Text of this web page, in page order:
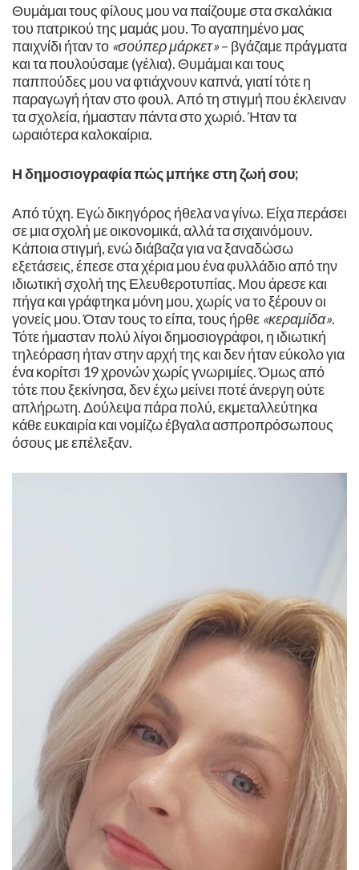
Θυμάμαι τους φίλους μου να παίζουμε στα σκαλάκια
του πατρικού της μαμάς μου. Το αγαπημένο μας
παιχνίδι ήταν το «σούπερ μάρκετ»– βγάζαμε πράγματα
και τα πουλούσαμε (γέλια). Θυμάμαι και τους
παππούδες μου να φτιάχνουν καπνά, γιατί τότε η
παραγωγή ήταν στο φουλ. Από τη στιγμή που έκλειναν
τα σχολεία, ήμασταν πάντα στο χωριό. Ήταν τα
ωραιότερα καλοκαίρια.
Η δημοσιογραφία πώς μπήκε στη ζωή σου;
Από τύχη. Εγώ δικηγόρος ήθελα να γίνω. Είχα περάσει
σε μια σχολή με οικονομικά, αλλά τα σιχαινόμουν.
Κάποια στιγμή, ενώ διάβαζα για να ξαναδώσω
εξετάσεις, έπεσε στα χέρια μου ένα φυλλάδιο από την
ιδιωτική σχολή της Ελευθεροτυπίας. Μου άρεσε και
πήγα και γράφτηκα μόνη μου, χωρίς να το ξέρουν οι
γονείς μου. Όταν τους το είπα, τους ήρθε «κεραμίδα».
Τότε ήμασταν πολύ λίγοι δημοσιογράφοι, η ιδιωτική
τηλεόραση ήταν στην αρχή της και δεν ήταν εύκολο για
ένα κορίτσι 19 χρονών χωρίς γνωριμίες. Όμως από
τότε που ξεκίνησα, δεν έχω μείνει ποτέ άνεργη ούτε
απλήρωτη. Δούλεψα πάρα πολύ, εκμεταλλεύτηκα
κάθε ευκαιρία και νομίζω έβγαλα ασπροπρόσωπους
όσους με επέλεξαν.